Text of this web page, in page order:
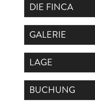
DIE FINCA
GALERIE
LAGE
BUCHUNG